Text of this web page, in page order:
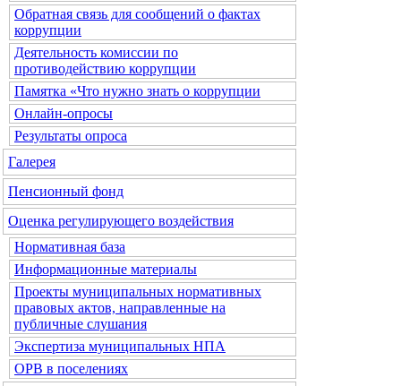
Обратная связь для сообщений о фактах
коррупции
Деятельность комиссии по
противодействию коррупции
Памятка «Что нужно знать о коррупции
Онлайн-опросы
Результаты опроса
Галерея
Пенсионный фонд
Оценка регулирующего воздействия
Нормативная база
Информационные материалы
Проекты муниципальных нормативных
правовых актов, направленные на
публичные слушания
Экспертиза муниципальных НПА
ОРВ в поселениях